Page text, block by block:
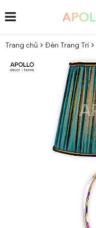
Trang chủ Đèn Trang Trí